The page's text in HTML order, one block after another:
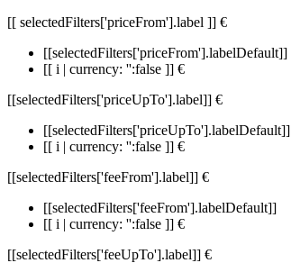
[[ selectedFilters['priceFrom'].label ]] €
[[selectedFilters['priceFrom'].labelDefault]]
[[ i | currency: '':false ]] €
[[selectedFilters['priceUpTo'].label]] €
[[selectedFilters['priceUpTo'].labelDefault]]
[[ i | currency: '':false ]] €
[[selectedFilters['feeFrom'].label]] €
[[selectedFilters['feeFrom'].labelDefault]]
[[ i | currency: '':false ]] €
[[selectedFilters['feeUpTo'].label]] €